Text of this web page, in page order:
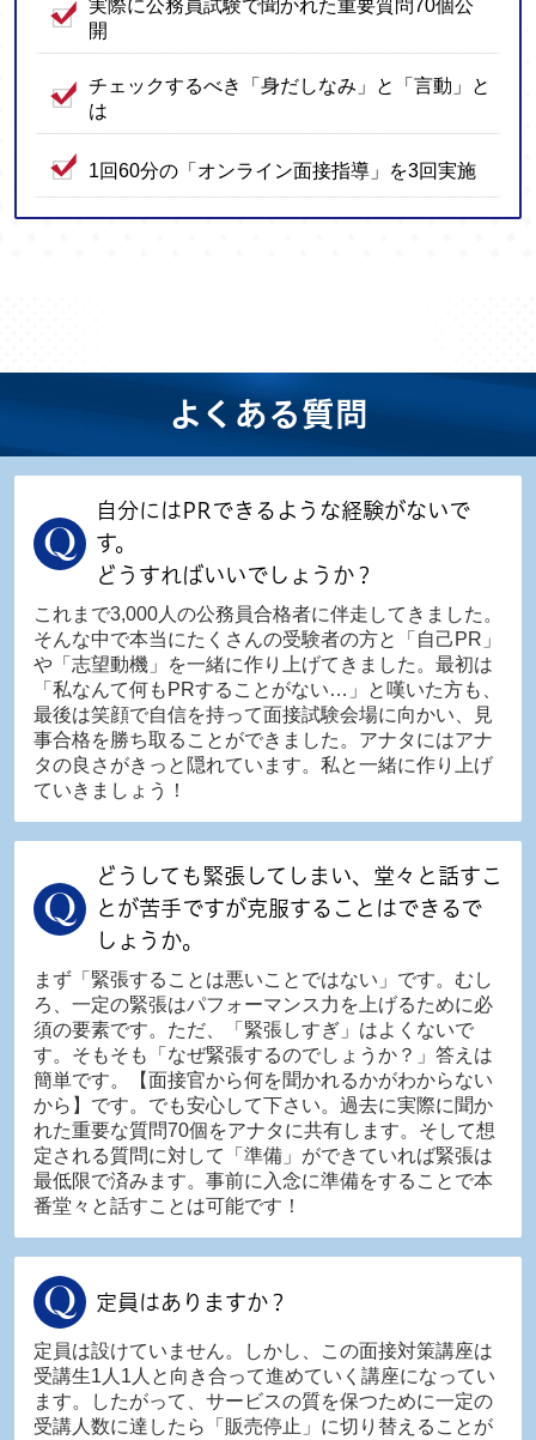
実際に公務員試験で聞かれた重要質問70個公
開
チェックするべき「身だしなみ」と「言動」と
は
1回60分の「オンライン面接指導」を3回実施
よくある質問
自分にはPRできるような経験がないで
す。
どうすればいいでしょうか？
これまで3,000人の公務員合格者に伴走してきました。
そんな中で本当にたくさんの受験者の方と「自己PR」
や「志望動機」を一緒に作り上げてきました。最初は
「私なんて何もPRすることがない…」と嘆いた方も、
最後は笑顔で自信を持って面接試験会場に向かい、見
事合格を勝ち取ることができました。アナタにはアナ
タの良さがきっと隠れています。私と一緒に作り上げ
ていきましょう！
どうしても緊張してしまい、堂々と話すこ
とが苦手ですが克服することはできるで
しょうか。
まず「緊張することは悪いことではない」です。むし
ろ、一定の緊張はパフォーマンス力を上げるために必
須の要素です。ただ、「緊張しすぎ」はよくないで
す。そもそも「なぜ緊張するのでしょうか？」答えは
簡単です。【面接官から何を聞かれるかがわからない
から】です。でも安心して下さい。過去に実際に聞か
れた重要な質問70個をアナタに共有します。そして想
定される質問に対して「準備」ができていれば緊張は
最低限で済みます。事前に入念に準備をすることで本
番堂々と話すことは可能です！
定員はありますか？
定員は設けていません。しかし、この面接対策講座は
受講生1人1人と向き合って進めていく講座になってい
ます。したがって、サービスの質を保つために一定の
受講人数に達したら「販売停止」に切り替えることが